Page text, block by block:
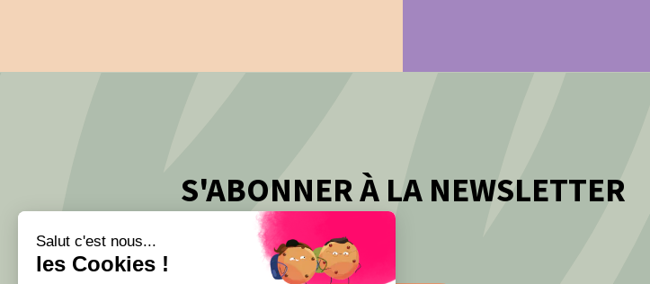
S'ABONNER À LA NEWSLETTER
Salut c'est nous...
les Cookies !